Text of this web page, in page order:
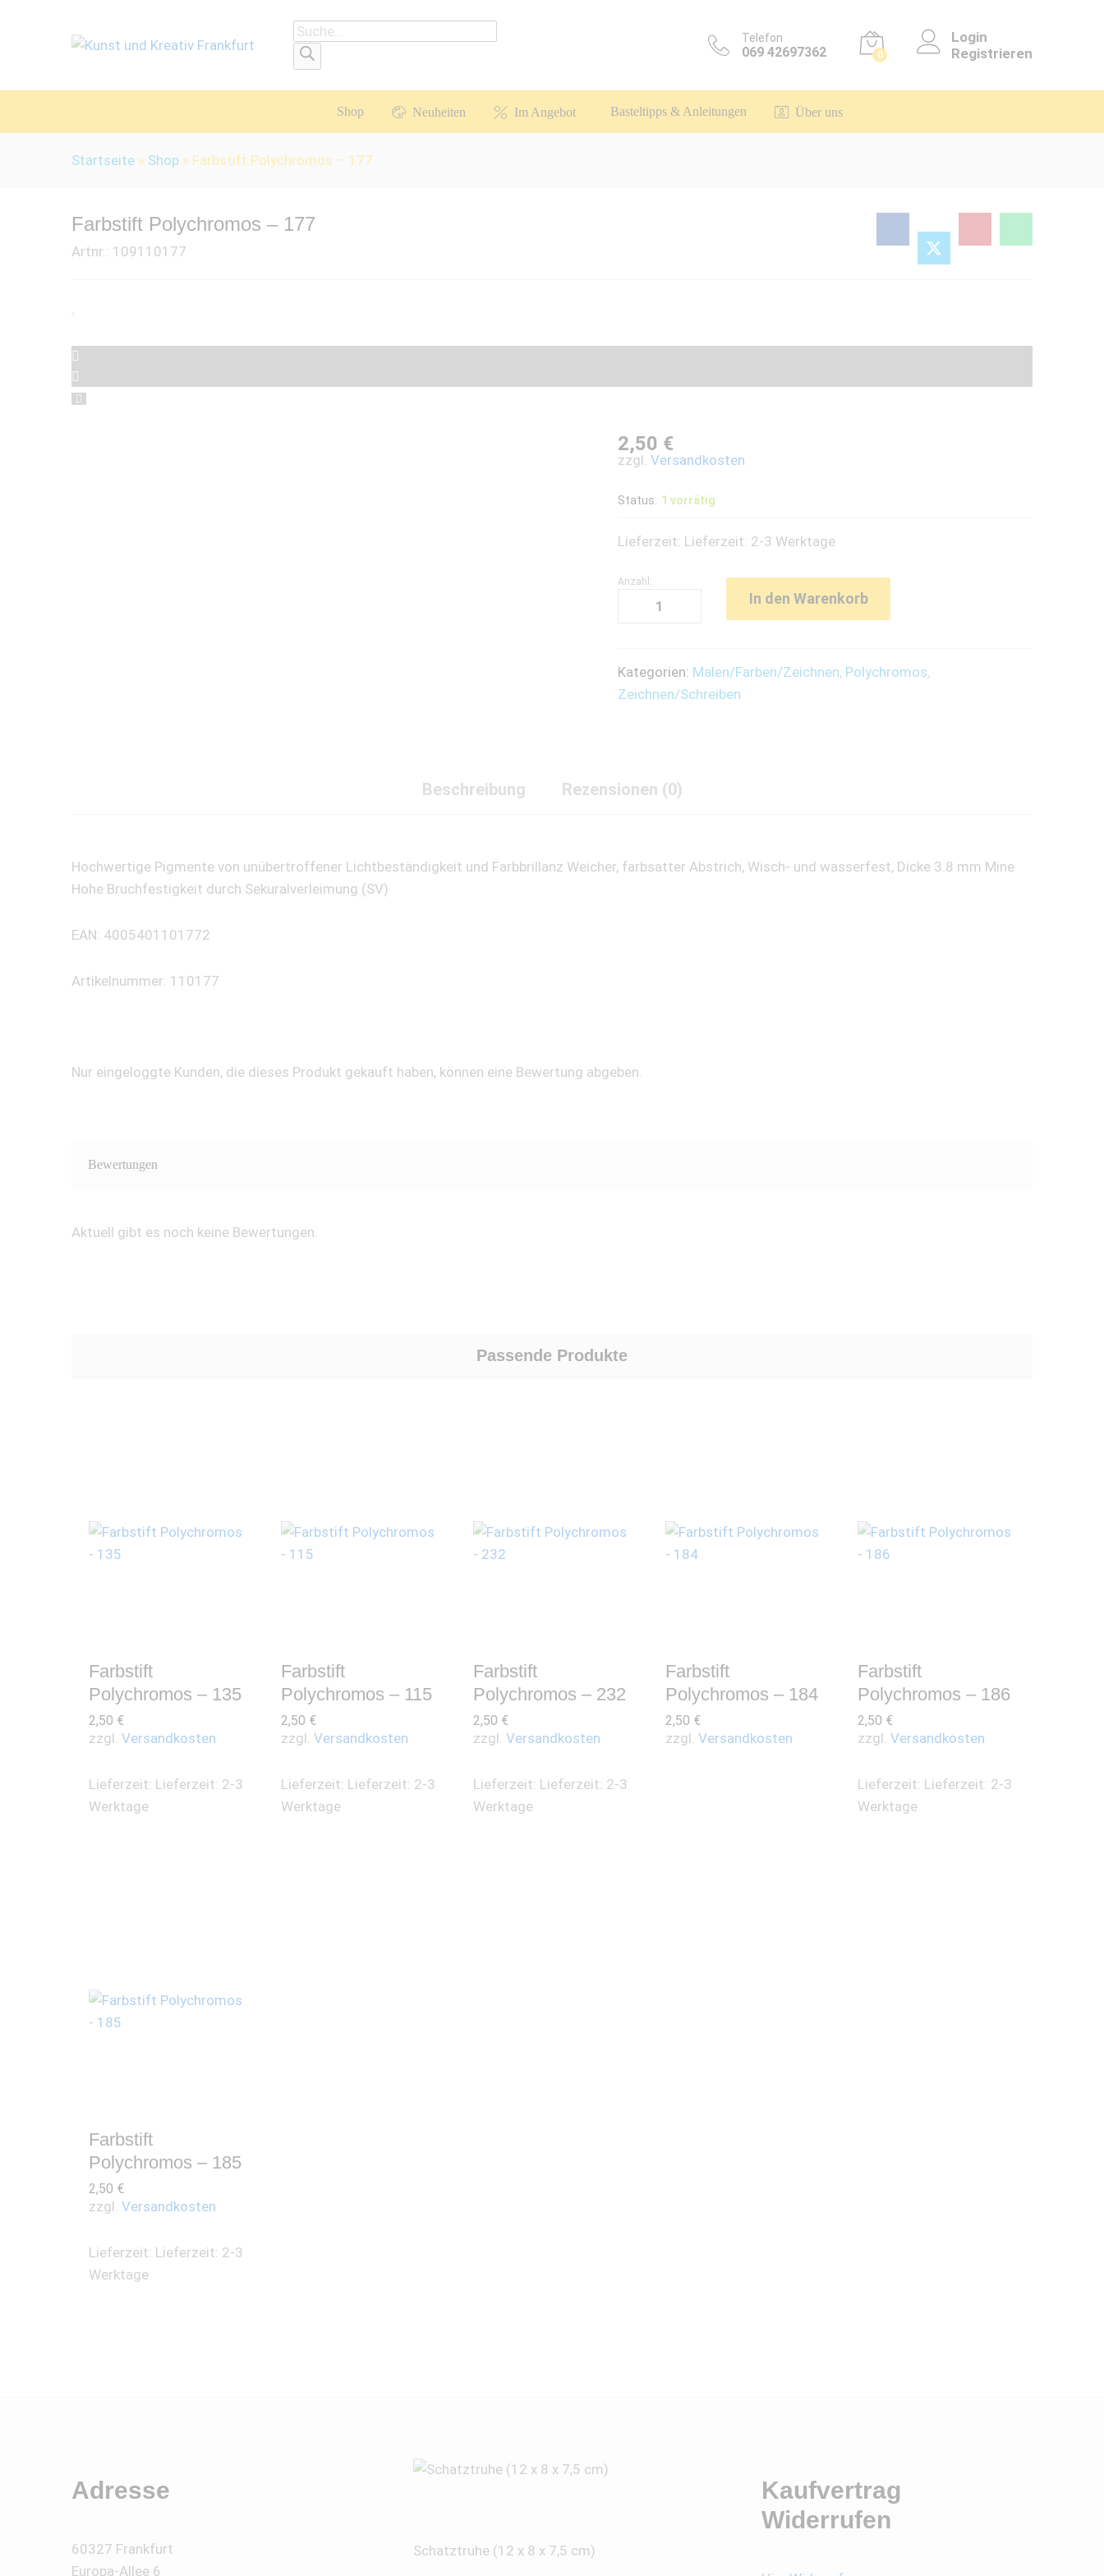
Products
search
Telefon
069 42697362 0
Login
Registrieren
Shop Neuheiten Im Angebot Basteltipps & Anleitungen Über uns
Startseite » Shop » Farbstift Polychromos – 177
Farbstift Polychromos – 177
Artnr.: 109110177
2,50 €
zzgl. Versandkosten
Status: 1 vorrätig
Lieferzeit: Lieferzeit: 2-3 Werktage
Farbstift
Polychromos
quantity
Anzahl:
In den Warenkorb
Kategorien: Malen/Farben/Zeichnen, Polychromos,
Zeichnen/Schreiben
Beschreibung Rezensionen (0)
Hochwertige Pigmente von unübertroffener Lichtbeständigkeit und Farbbrillanz Weicher, farbsatter Abstrich, Wisch- und wasserfest, Dicke 3.8 mm Mine
Hohe Bruchfestigkeit durch Sekuralverleimung (SV)
EAN: 4005401101772
Artikelnummer: 110177
Nur eingeloggte Kunden, die dieses Produkt gekauft haben, können eine Bewertung abgeben.
Bewertungen
Aktuell gibt es noch keine Bewertungen.
Passende Produkte
Farbstift
Polychromos – 135
2,50 €
zzgl. Versandkosten
Lieferzeit: Lieferzeit: 2-3
Werktage
Farbstift
Polychromos – 115
2,50 €
zzgl. Versandkosten
Lieferzeit: Lieferzeit: 2-3
Werktage
Farbstift
Polychromos – 232
2,50 €
zzgl. Versandkosten
Lieferzeit: Lieferzeit: 2-3
Werktage
Farbstift
Polychromos – 184
2,50 €
zzgl. Versandkosten
Farbstift
Polychromos – 186
2,50 €
zzgl. Versandkosten
Lieferzeit: Lieferzeit: 2-3
Werktage
Farbstift
Polychromos – 185
2,50 €
zzgl. Versandkosten
Lieferzeit: Lieferzeit: 2-3
Werktage
Adresse
60327 Frankfurt
Europa-Allee 6
Schatztruhe (12 x 8 x 7,5 cm)
Kaufvertrag
Widerrufen